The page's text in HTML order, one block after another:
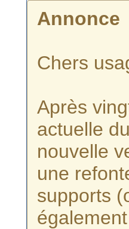
Annonce
Chers
Après
actuelle
nouvelle
une
supports